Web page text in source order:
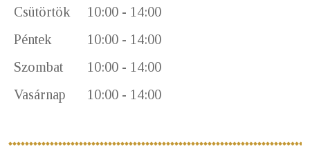
Csütörtök
10:00 - 14:00
Péntek
10:00 - 14:00
Szombat
10:00 - 14:00
Vasárnap
10:00 - 14:00